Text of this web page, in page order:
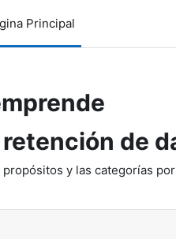
Principal
de
y las categorías